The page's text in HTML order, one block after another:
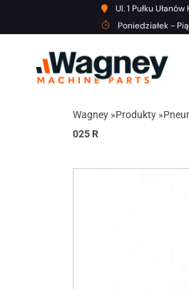
Ul. 1 Pułku
Poniedziałek -
Wagney »Produkty »
025 R